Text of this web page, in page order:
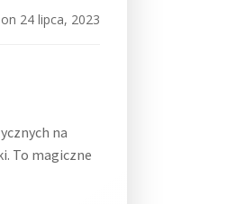
on 24 lipca, 2023
na
To magiczne